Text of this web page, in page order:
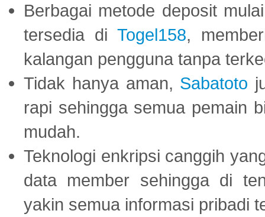
Berbagai metode deposit
tersedia di Togel158,
kalangan pengguna tanpa
Tidak hanya aman, Sabatoto
rapi sehingga semua pemain
mudah.
Teknologi enkripsi canggih
data member sehingga di
yakin semua informasi pribadi